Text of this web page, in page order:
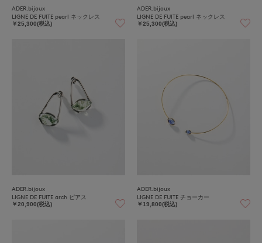
ADER.bijoux
LIGNE DE FUITE pearl ネックレス
￥25,300(税込)
ADER.bijoux
LIGNE DE FUITE pearl ネックレス
￥25,300(税込)
ADER.bijoux
LIGNE DE FUITE arch ピアス
￥20,900(税込)
ADER.bijoux
LIGNE DE FUITE チョーカー
￥19,800(税込)